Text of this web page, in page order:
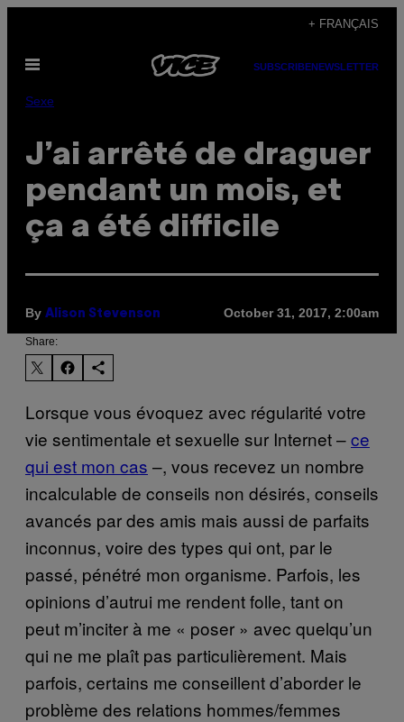
content
+ FRANÇAIS
Open
SUBSCRIBENEWSLETTER
Sexe
J’ai arrêté de draguer
pendant un mois, et
ça a été difficile
By Alison Stevenson October 31, 2017, 2:00am
Share:
Lorsque vous évoquez avec régularité votre
vie sentimentale et sexuelle sur Internet –ce
qui est mon cas –, vous recevez un nombre
incalculable de conseils non désirés, conseils
avancés par des amis mais aussi de parfaits
inconnus, voire des types qui ont, par le
passé, pénétré mon organisme. Parfois, les
opinions d’autrui me rendent folle, tant on
peut m’inciter à me « poser » avec quelqu’un
qui ne me plaît pas particulièrement. Mais
parfois, certains me conseillent d’aborder le
problème des relations hommes/femmes